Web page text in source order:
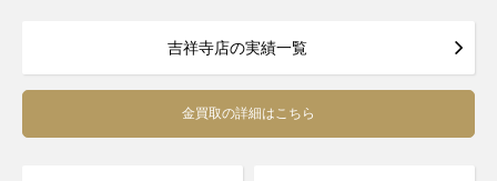
吉祥寺店の実績一覧
金買取の詳細はこちら